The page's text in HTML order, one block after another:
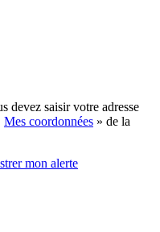
devez saisir votre adresse
Mes coordonnées » de la
mon alerte